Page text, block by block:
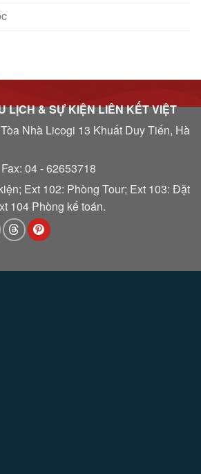
LỊCH & SỰ KIỆN LIÊN KẾT VIỆT
Nhà Licogi 13 Khuất Duy Tiến, Hà
04 - 62653718
Ext 102: Phòng Tour; Ext 103: Đặt
104 Phòng kế toán.